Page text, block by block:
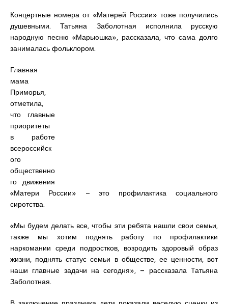
Концертные номера от «Матерей России» тоже получились
душевными. Татьяна Заболотная исполнила русскую
народную песню «Марьюшка», рассказала, что сама долго
занималась фольклором.
Главная
мама
Приморья,
отметила,
что главные
приоритеты
в работе
всероссийск
ого
общественно
го движения
«Матери России» – это профилактика социального
сиротства.
«Мы будем делать все, чтобы эти ребята нашли свои семьи,
также мы хотим поднять работу по профилактики
наркомании среди подростков, возродить здоровый образ
жизни, поднять статус семьи в обществе, ее ценности, вот
наши главные задачи на сегодня», – рассказала Татьяна
Заболотная.